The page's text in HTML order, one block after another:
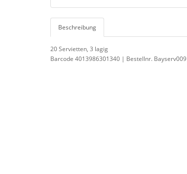
Beschreibung
20 Servietten, 3 lagig
Barcode 4013986301340 | Bestellnr. Bayserv009